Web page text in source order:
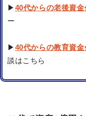
▶ 40代からの老後資金
ー
▶ 40代からの教育資金
談はこちら